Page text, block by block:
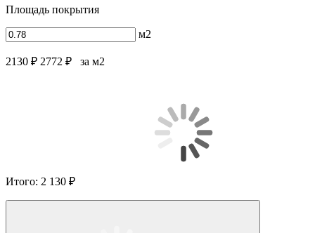
Площадь покрытия
м2
2130 ₽ 2772 ₽ за м2
Итого: 2 130 ₽